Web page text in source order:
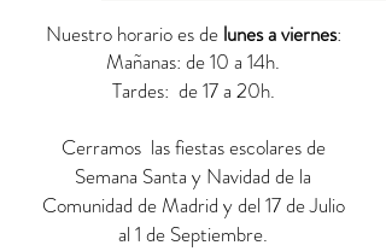
Nuestro horario es de lunes a viernes:
Mañanas: de 10 a 14h.
Tardes: de 17 a 20h.
Cerramos las fiestas escolares de
Semana Santa y Navidad de la
Comunidad de Madrid y del 17 de Julio
al 1 de Septiembre.